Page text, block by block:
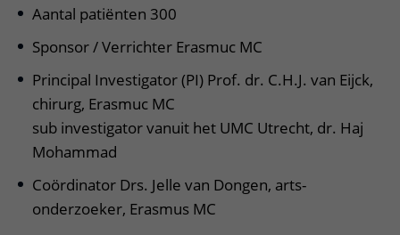
Aantal patiënten 300
Sponsor / Verrichter Erasmuc MC
Principal Investigator (PI) Prof. dr. C.H.J. van Eijck,
chirurg, Erasmuc MC
sub investigator vanuit het UMC Utrecht, dr. Haj
Mohammad
Coördinator Drs. Jelle van Dongen, arts-
onderzoeker, Erasmus MC